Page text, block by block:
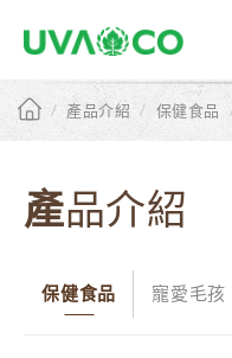
/ 產品介紹 / 保健食品
產品介紹
保健食品 寵愛毛孩